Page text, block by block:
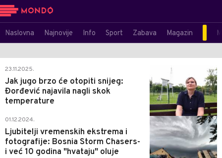
Naslovna Najnovije Info Sport Zabava Magazin
23.11.2025.
Jak jugo brzo će otopiti snijeg:
Đorđević najavila nagli skok
temperature
0
01.12.2024.
Ljubitelji vremenskih ekstrema i
fotografije: Bosnia Storm Chasers-
i već 10 godina "hvataju" oluje
0